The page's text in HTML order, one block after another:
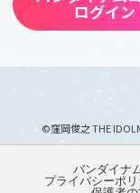
ログイン
©窪岡俊之 THE
バンダイナ
プライバシーポ